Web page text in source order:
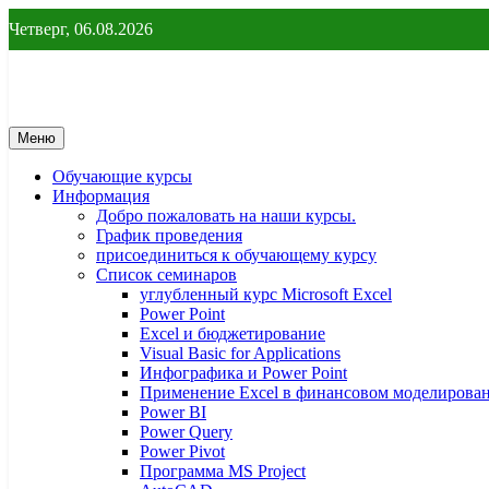
к
содержимому
Четверг, 06.08.2026
Меню
Обучающие курсы
Информация
Добро пожаловать на наши курсы.
График проведения
присоединиться к обучающему курсу
Список семинаров
углубленный курс Microsoft Excel
Power Point
Excel и бюджетирование
Visual Basic for Applications
Инфографика и Power Point
Применение Excel в финансовом
Power BI
Power Query
Power Pivot
Программа MS Project